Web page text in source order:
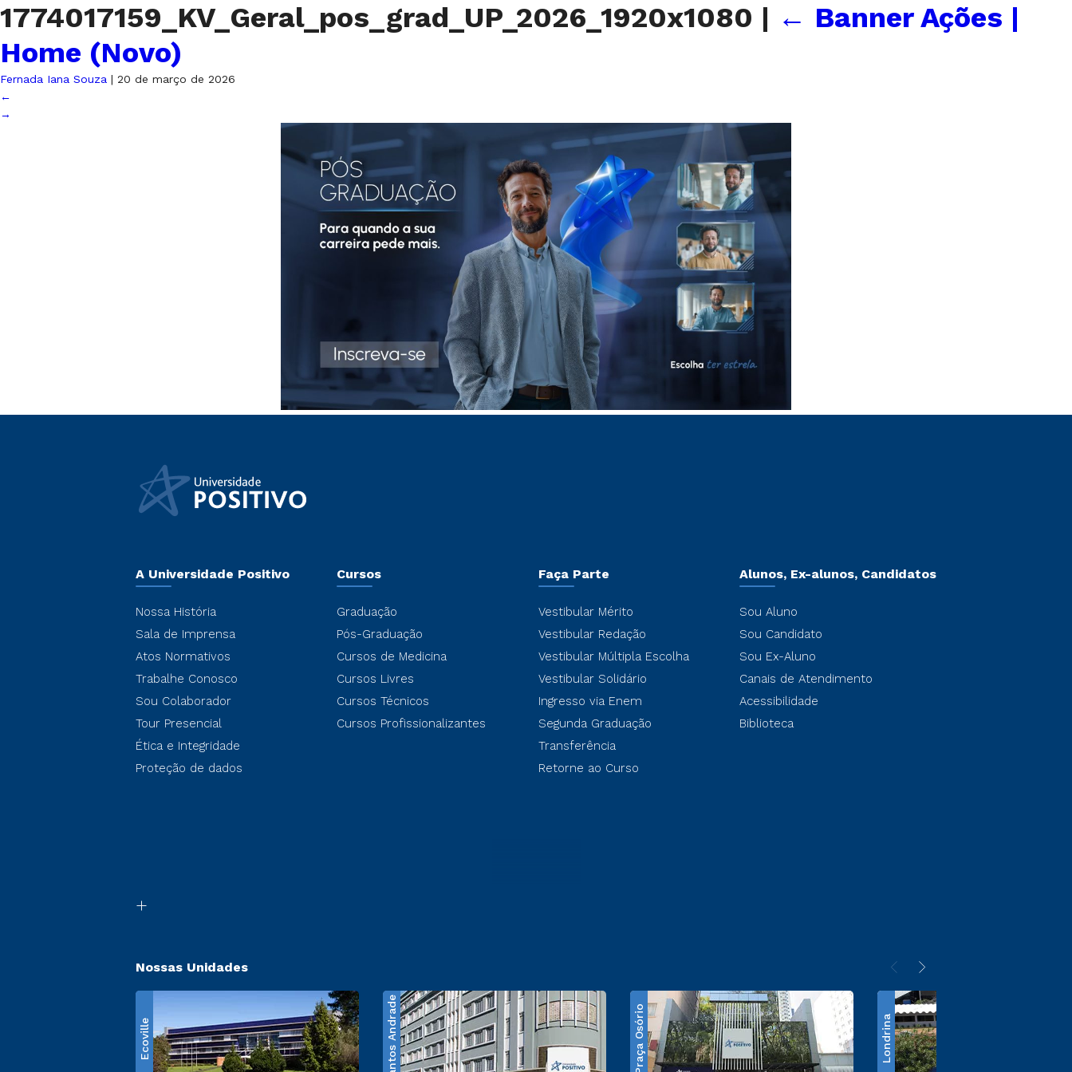
1774017159_KV_Geral_pos_grad_UP_2026_1920x1080 | ← Banner Ações |
Home (Novo)
Fernada Iana Souza | 20 de março de 2026
←
→
A Universidade Positivo
Nossa História
Sala de Imprensa
Atos Normativos
Trabalhe Conosco
Sou Colaborador
Tour Presencial
Ética e Integridade
Proteção de dados
Cursos
Graduação
Pós-Graduação
Cursos de Medicina
Cursos Livres
Cursos Técnicos
Cursos Profissionalizantes
Faça Parte
Vestibular Mérito
Vestibular Redação
Vestibular Múltipla Escolha
Vestibular Solidário
Ingresso via Enem
Segunda Graduação
Transferência
Retorne ao Curso
Alunos, Ex-alunos, Candidatos
Sou Aluno
Sou Candidato
Sou Ex-Aluno
Canais de Atendimento
Acessibilidade
Biblioteca
Nossas Unidades
Ecoville Santos Andrade Praça Osório Londrina